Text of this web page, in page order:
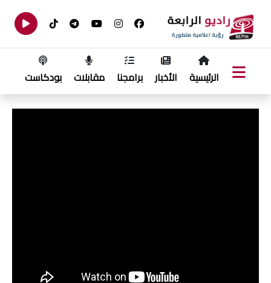
الرئيسية الأخبار برامجنا مقابلات بودكاست